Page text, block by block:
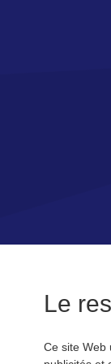
Le
Ce site Web